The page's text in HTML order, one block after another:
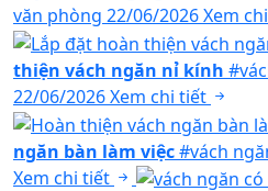
văn phòng 22/06/2026Xem
thiện vách ngăn nỉ kính
22/06/2026Xem chi tiết
ngăn bàn làm việc#vách
Xem chi tiết